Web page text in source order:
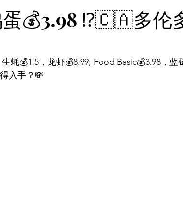
蛋💰3.98 ⁉️🇨🇦多伦
蚝💰1.5，龙虾💰8.99; Food Basic💰3.98，蓝
入手？💸